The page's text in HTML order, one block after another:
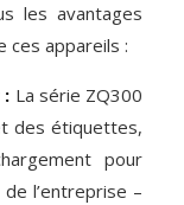
les avantages
ces appareils :
: La série ZQ300
des étiquettes,
pour
l’entreprise –